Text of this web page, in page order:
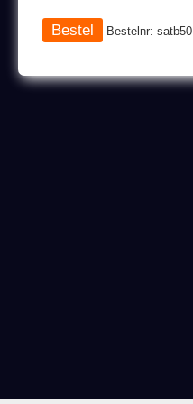
Bestelnr: satb50